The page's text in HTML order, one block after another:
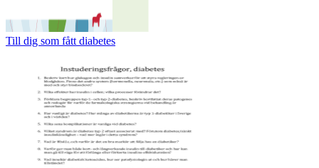
Till dig som fått diabetes